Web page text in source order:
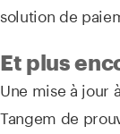
solution de
Et plus
Une mise à jour
Tangem de